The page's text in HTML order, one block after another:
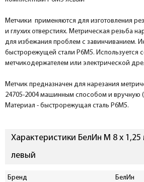
Метчики применяются для изготовления
и глухих отверстиях. Метрическая резьба
для избежания проблем с завинчиванием.
быстрорежущей стали Р6М5. Используется
метчикодержателем или электрической
Метчик предназначен для нарезания
24705-2004 машинным способом и вручную
Материал - быстрорежущая сталь Р6М5.
Характеристики БелИн М 8 x
левый
Бренд
БелИн